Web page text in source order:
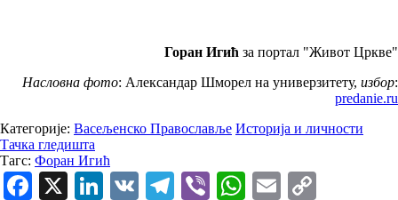
Горан Игић за портал "Живот Цркве"
Насловна фото: Александар Шморел на универзитету, избор:
predanie.ru
Категорије: Васељенско Православље Историја и личности
Тачка гледишта
Тагс: Форан Игић
Facebook
X LinkedIn
VK Telegram
ViberWhatsApp
Email